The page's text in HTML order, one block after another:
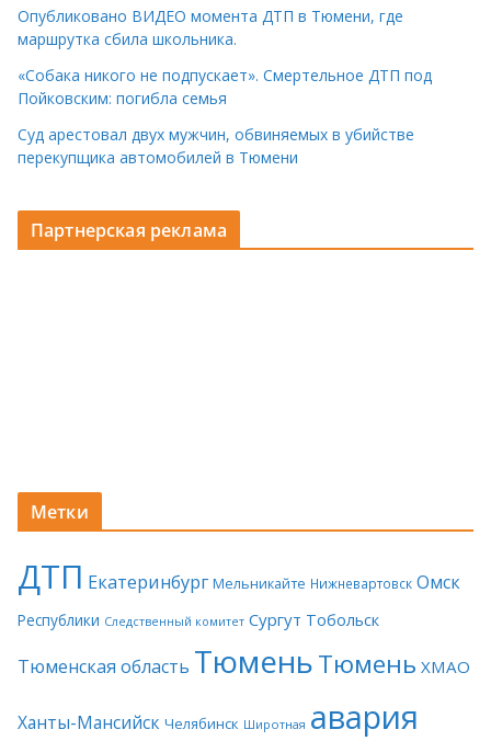
Опубликовано ВИДЕО момента ДТП в Тюмени, где
маршрутка сбила школьника.
«Собака никого не подпускает». Смертельное ДТП под
Пойковским: погибла семья
Суд арестовал двух мужчин, обвиняемых в убийстве
перекупщика автомобилей в Тюмени
Партнерская реклама
Метки
ДТП Екатеринбург Мельникайте Нижневартовск Омск
Республики Следственный комитет Сургут Тобольск
Тюменская область ТюменьТюмень ХМАО
Ханты-Мансийск Челябинск Широтная авария